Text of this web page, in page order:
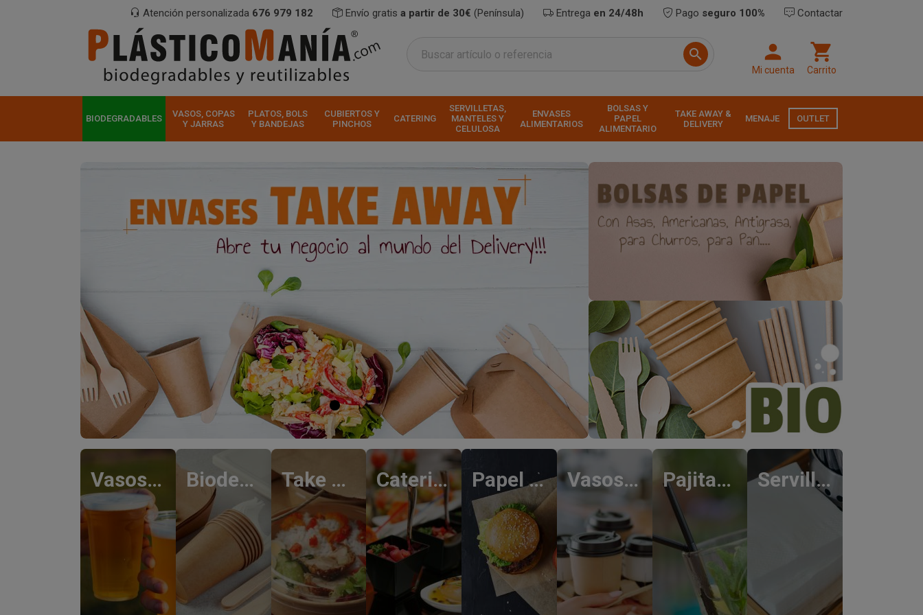
Atención personalizada 676 979 182 Envío gratis a partir de 30€ (Península) Entrega en 24/48h Pago seguro 100% Contactar
 
Mi cuenta

Carrito
BIODEGRADABLES
VASOS, COPAS
Y JARRAS
PLATOS, BOLS
Y BANDEJAS
CUBIERTOS Y
PINCHOS
CATERING
SERVILLETAS,
MANTELES Y
CELULOSA
ENVASES
ALIMENTARIOS
BOLSAS Y
PAPEL
ALIMENTARIO
TAKE AWAY &
DELIVERY
MENAJE OUTLET
Vasos De Plástico Biodegradables Take Away Catering Papel Alimentario Vasos Para Café Pajitas Y Cañas Servilletas De Papel